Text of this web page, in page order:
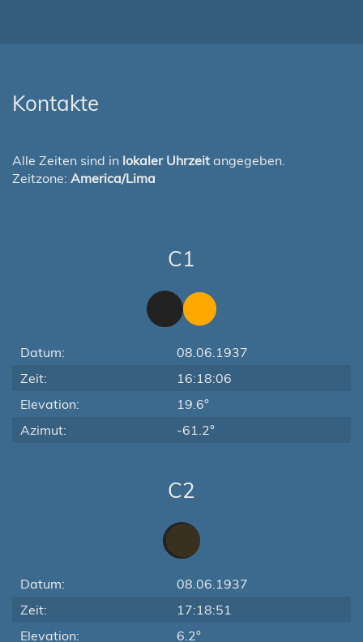
Kontakte
Alle Zeiten sind in lokaler Uhrzeit angegeben.
Zeitzone: America/Lima
C1
Datum:
08.06.1937
Zeit:
16:18:06
Elevation:
19.6°
Azimut:
-61.2°
C2
Datum:
08.06.1937
Zeit:
17:18:51
Elevation:
6.2°